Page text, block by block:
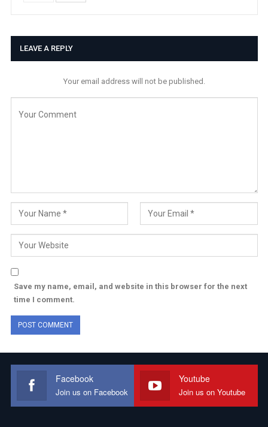
LEAVE A REPLY
Your email address will not be published.
Save my name, email, and website in this browser for the next
time I comment.
Facebook
Join us on Facebook
Youtube
Join us on Youtube